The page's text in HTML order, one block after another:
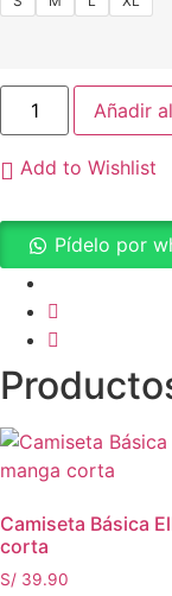
Blusa
Maite
cantidad
Añadir
Add to Wishlist
Pídelo por
Camiseta Básica
corta
S/ 39.90